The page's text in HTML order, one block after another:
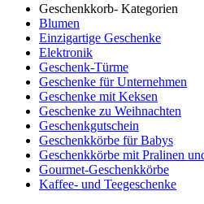
Geschenkkorb- Kategorien
Blumen
Einzigartige Geschenke
Elektronik
Geschenk-Türme
Geschenke für Unternehmen
Geschenke mit Keksen
Geschenke zu Weihnachten
Geschenkgutschein
Geschenkkörbe für Babys
Geschenkkörbe mit Pralinen
Gourmet-Geschenkkörbe
Kaffee- und Teegeschenke